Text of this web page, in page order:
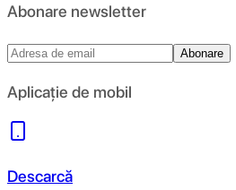
Abonare newsletter
Abonare
Aplicație de mobil
Descarcă